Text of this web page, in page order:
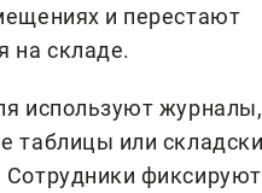
и перестают
на складе.
используют журналы,
таблицы или
фиксируют